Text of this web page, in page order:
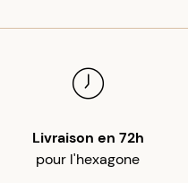
Livraison en 72h
pour l'hexagone